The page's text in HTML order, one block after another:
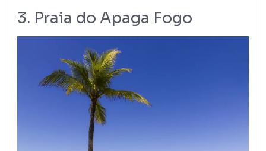
3. Praia do Apaga Fogo